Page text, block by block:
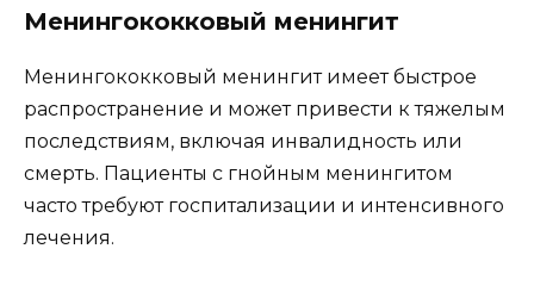
Менингококковый менингит
Менингококковый менингит имеет быстрое
распространение и может привести к тяжелым
последствиям, включая инвалидность или
смерть. Пациенты с гнойным менингитом
часто требуют госпитализации и интенсивного
лечения.